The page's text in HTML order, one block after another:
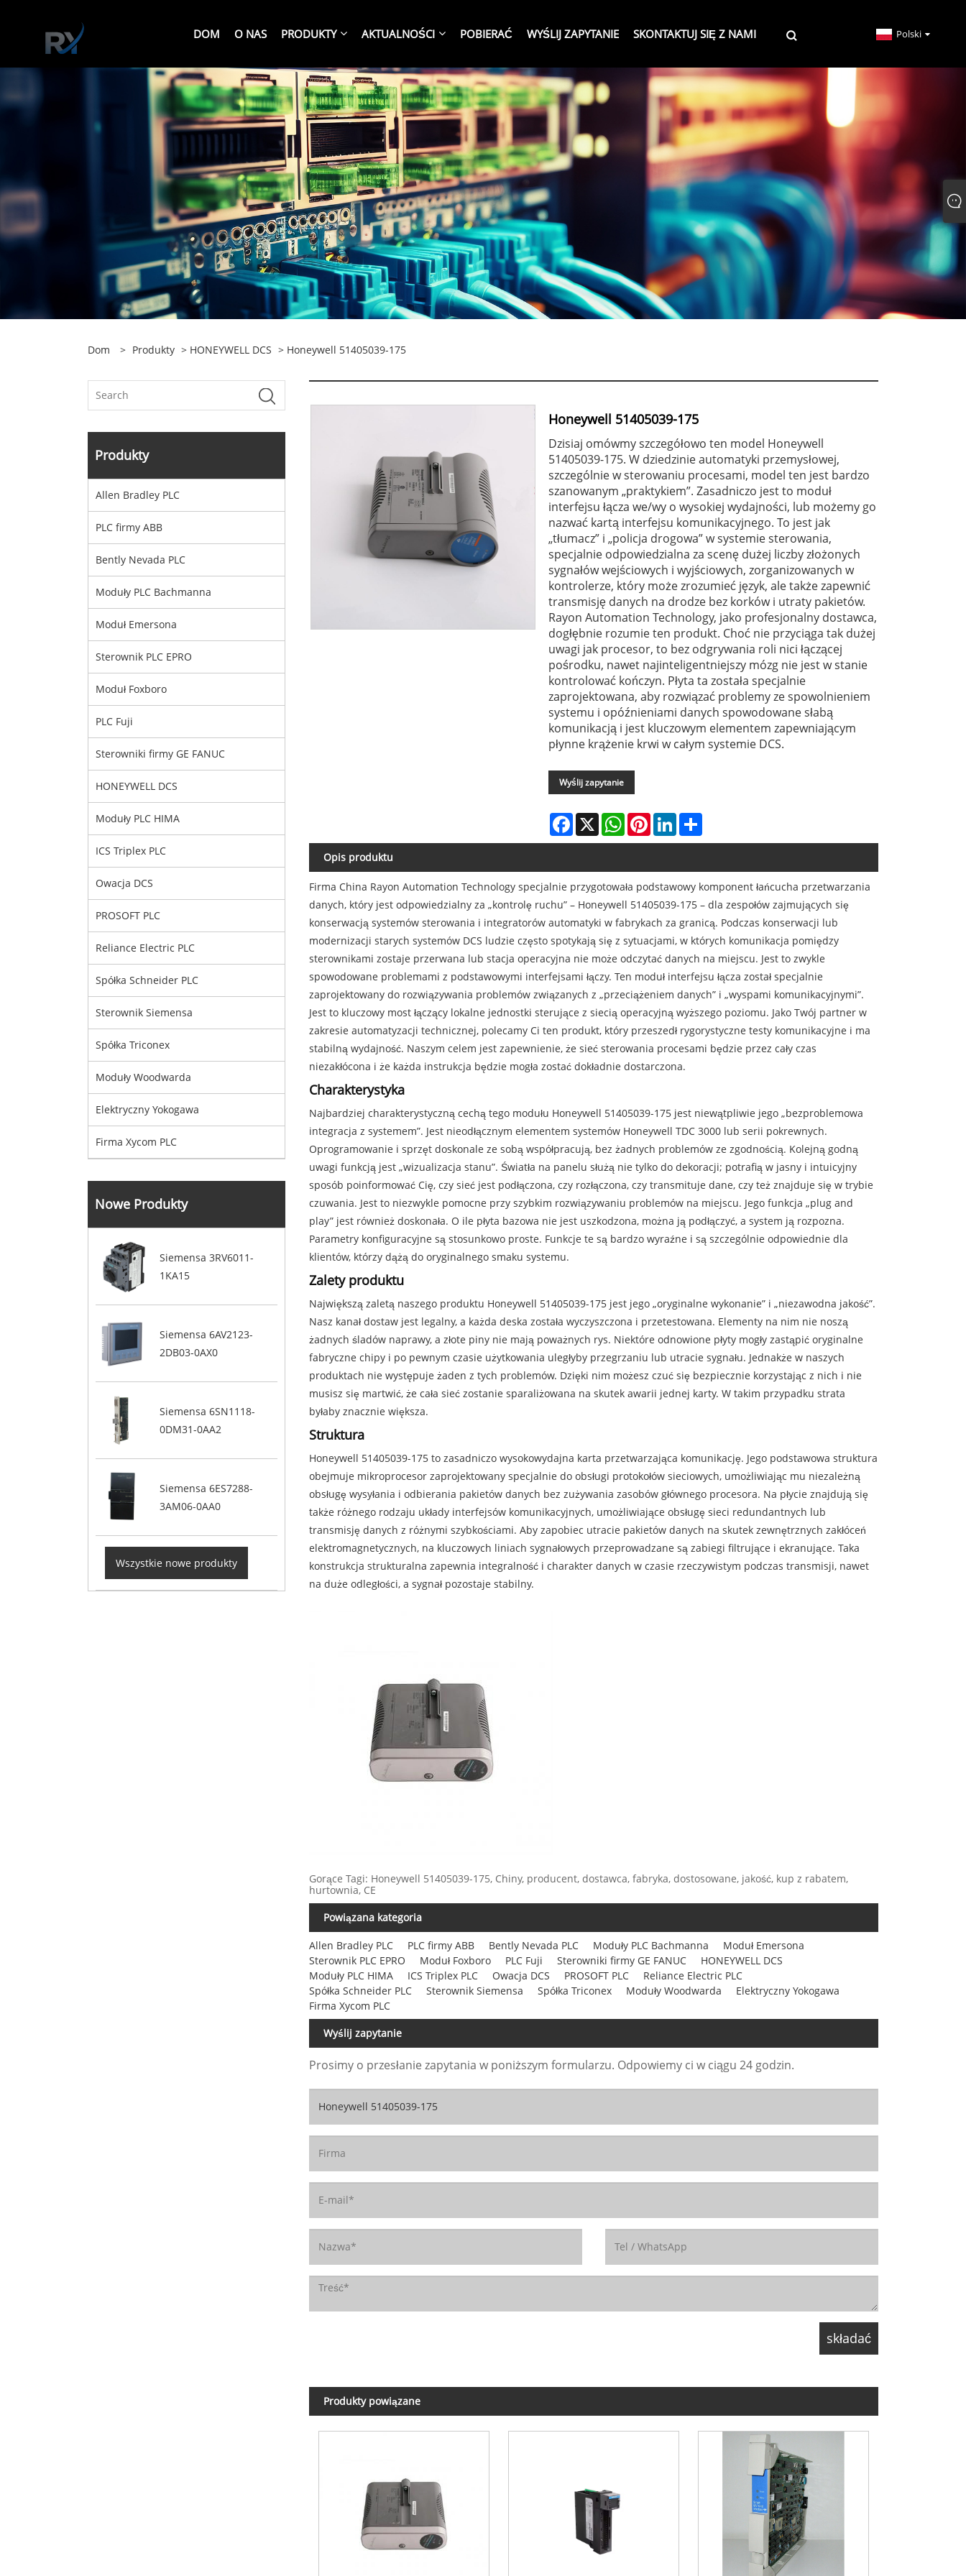
DOM O NAS PRODUKTY AKTUALNOŚCI POBIERAĆ WYŚLIJ ZAPYTANIE SKONTAKTUJ SIĘ Z NAMI Polski
Dom > Produkty > HONEYWELL DCS > Honeywell 51405039-175
Produkty
Allen Bradley PLC
PLC firmy ABB
Bently Nevada PLC
Moduły PLC Bachmanna
Moduł Emersona
Sterownik PLC EPRO
Moduł Foxboro
PLC Fuji
Sterowniki firmy GE FANUC
HONEYWELL DCS
Moduły PLC HIMA
ICS Triplex PLC
Owacja DCS
PROSOFT PLC
Reliance Electric PLC
Spółka Schneider PLC
Sterownik Siemensa
Spółka Triconex
Moduły Woodwarda
Elektryczny Yokogawa
Firma Xycom PLC
Nowe Produkty
Siemensa 3RV6011-
1KA15
Siemensa 6AV2123-
2DB03-0AX0
Siemensa 6SN1118-
0DM31-0AA2
Siemensa 6ES7288-
3AM06-0AA0
Wszystkie nowe produkty
Honeywell 51405039-175
Dzisiaj omówmy szczegółowo ten model Honeywell
51405039-175. W dziedzinie automatyki przemysłowej,
szczególnie w sterowaniu procesami, model ten jest bardzo
szanowanym „praktykiem”. Zasadniczo jest to moduł
interfejsu łącza we/wy o wysokiej wydajności, lub możemy go
nazwać kartą interfejsu komunikacyjnego. To jest jak
„tłumacz” i „policja drogowa” w systemie sterowania,
specjalnie odpowiedzialna za scenę dużej liczby złożonych
sygnałów wejściowych i wyjściowych, zorganizowanych w
kontrolerze, który może zrozumieć język, ale także zapewnić
transmisję danych na drodze bez korków i utraty pakietów.
Rayon Automation Technology, jako profesjonalny dostawca,
dogłębnie rozumie ten produkt. Choć nie przyciąga tak dużej
uwagi jak procesor, to bez odgrywania roli nici łączącej
pośrodku, nawet najinteligentniejszy mózg nie jest w stanie
kontrolować kończyn. Płyta ta została specjalnie
zaprojektowana, aby rozwiązać problemy ze spowolnieniem
systemu i opóźnieniami danych spowodowane słabą
komunikacją i jest kluczowym elementem zapewniającym
płynne krążenie krwi w całym systemie DCS.
Wyślij zapytanie
Facebook
X WhatsAppPinterestLinkedInShare
Opis produktu
Firma China Rayon Automation Technology specjalnie przygotowała podstawowy komponent łańcucha przetwarzania
danych, który jest odpowiedzialny za „kontrolę ruchu” – Honeywell 51405039-175 – dla zespołów zajmujących się
konserwacją systemów sterowania i integratorów automatyki w fabrykach za granicą. Podczas konserwacji lub
modernizacji starych systemów DCS ludzie często spotykają się z sytuacjami, w których komunikacja pomiędzy
sterownikami zostaje przerwana lub stacja operacyjna nie może odczytać danych na miejscu. Jest to zwykle
spowodowane problemami z podstawowymi interfejsami łączy. Ten moduł interfejsu łącza został specjalnie
zaprojektowany do rozwiązywania problemów związanych z „przeciążeniem danych” i „wyspami komunikacyjnymi”.
Jest to kluczowy most łączący lokalne jednostki sterujące z siecią operacyjną wyższego poziomu. Jako Twój partner w
zakresie automatyzacji technicznej, polecamy Ci ten produkt, który przeszedł rygorystyczne testy komunikacyjne i ma
stabilną wydajność. Naszym celem jest zapewnienie, że sieć sterowania procesami będzie przez cały czas
niezakłócona i że każda instrukcja będzie mogła zostać dokładnie dostarczona.
Charakterystyka
Najbardziej charakterystyczną cechą tego modułu Honeywell 51405039-175 jest niewątpliwie jego „bezproblemowa
integracja z systemem”. Jest nieodłącznym elementem systemów Honeywell TDC 3000 lub serii pokrewnych.
Oprogramowanie i sprzęt doskonale ze sobą współpracują, bez żadnych problemów ze zgodnością. Kolejną godną
uwagi funkcją jest „wizualizacja stanu”. Światła na panelu służą nie tylko do dekoracji; potrafią w jasny i intuicyjny
sposób poinformować Cię, czy sieć jest podłączona, czy rozłączona, czy transmituje dane, czy też znajduje się w trybie
czuwania. Jest to niezwykle pomocne przy szybkim rozwiązywaniu problemów na miejscu. Jego funkcja „plug and
play” jest również doskonała. O ile płyta bazowa nie jest uszkodzona, można ją podłączyć, a system ją rozpozna.
Parametry konfiguracyjne są stosunkowo proste. Funkcje te są bardzo wyraźne i są szczególnie odpowiednie dla
klientów, którzy dążą do oryginalnego smaku systemu.
Zalety produktu
Największą zaletą naszego produktu Honeywell 51405039-175 jest jego „oryginalne wykonanie” i „niezawodna jakość”.
Nasz kanał dostaw jest legalny, a każda deska została wyczyszczona i przetestowana. Elementy na nim nie noszą
żadnych śladów naprawy, a złote piny nie mają poważnych rys. Niektóre odnowione płyty mogły zastąpić oryginalne
fabryczne chipy i po pewnym czasie użytkowania uległyby przegrzaniu lub utracie sygnału. Jednakże w naszych
produktach nie występuje żaden z tych problemów. Dzięki nim możesz czuć się bezpiecznie korzystając z nich i nie
musisz się martwić, że cała sieć zostanie sparaliżowana na skutek awarii jednej karty. W takim przypadku strata
byłaby znacznie większa.
Struktura
Honeywell 51405039-175 to zasadniczo wysokowydajna karta przetwarzająca komunikację. Jego podstawowa struktura
obejmuje mikroprocesor zaprojektowany specjalnie do obsługi protokołów sieciowych, umożliwiając mu niezależną
obsługę wysyłania i odbierania pakietów danych bez zużywania zasobów głównego procesora. Na płycie znajdują się
także różnego rodzaju układy interfejsów komunikacyjnych, umożliwiające obsługę sieci redundantnych lub
transmisję danych z różnymi szybkościami. Aby zapobiec utracie pakietów danych na skutek zewnętrznych zakłóceń
elektromagnetycznych, na kluczowych liniach sygnałowych przeprowadzane są zabiegi filtrujące i ekranujące. Taka
konstrukcja strukturalna zapewnia integralność i charakter danych w czasie rzeczywistym podczas transmisji, nawet
na duże odległości, a sygnał pozostaje stabilny.
Gorące Tagi: Honeywell 51405039-175, Chiny, producent, dostawca, fabryka, dostosowane, jakość, kup z rabatem,
hurtownia, CE
Powiązana kategoria
Allen Bradley PLC PLC firmy ABB Bently Nevada PLC Moduły PLC Bachmanna
Moduł Emersona
Sterownik PLC EPRO
Moduł Foxboro PLC Fuji Sterowniki firmy GE FANUC
HONEYWELL DCS
Moduły PLC HIMA
ICS Triplex PLC Owacja DCS PROSOFT PLC
Reliance Electric PLC
Spółka Schneider PLC
Sterownik Siemensa Spółka Triconex Moduły Woodwarda
Elektryczny Yokogawa
Firma Xycom PLC
Wyślij zapytanie
Prosimy o przesłanie zapytania w poniższym formularzu. Odpowiemy ci w ciągu 24 godzin.
Produkty powiązane